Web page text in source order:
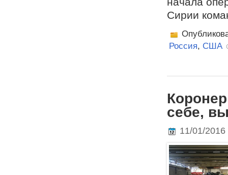
Сирии
Россия, США
себе,
11/01/2016